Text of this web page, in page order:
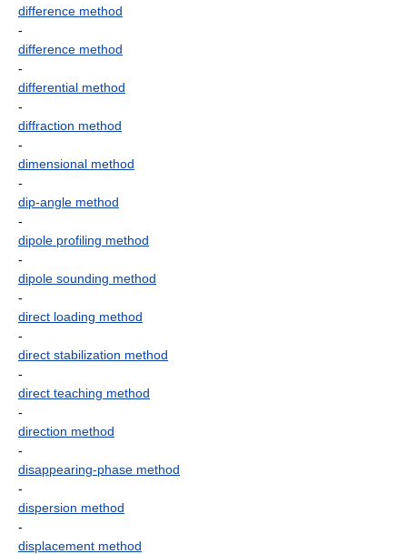
difference method
-
difference method
-
differential method
-
diffraction method
-
dimensional method
-
dip-angle method
-
dipole profiling method
-
dipole sounding method
-
direct loading method
-
direct stabilization method
-
direct teaching method
-
direction method
-
disappearing-phase method
-
dispersion method
-
displacement method